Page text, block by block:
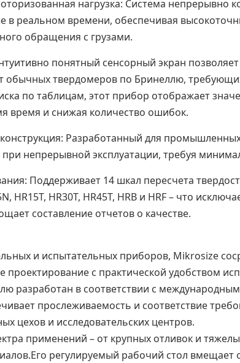
нагрузка: Система непрерывно
в реальном времени, обеспечивая
обращения с грузами.
понятный сенсорный экран
обычных твердомеров по Бринеллю,
по таблицам, этот прибор отображает
время и снижая количество ошибок.
Разработанный для
непрерывной эксплуатации, требуя
Поддерживает 14 шкал пересчета
HR15T, HR30T, HR45T, HRB и HRF – что
составление отчетов о качестве.
и испытательных приборов, Mikrosize
с практической удобством
разработан в соответствии с
прослеживаемость и соответствие
цехов и исследовательских центров.
применений – от крупных отливок и
регулируемый рабочий стол